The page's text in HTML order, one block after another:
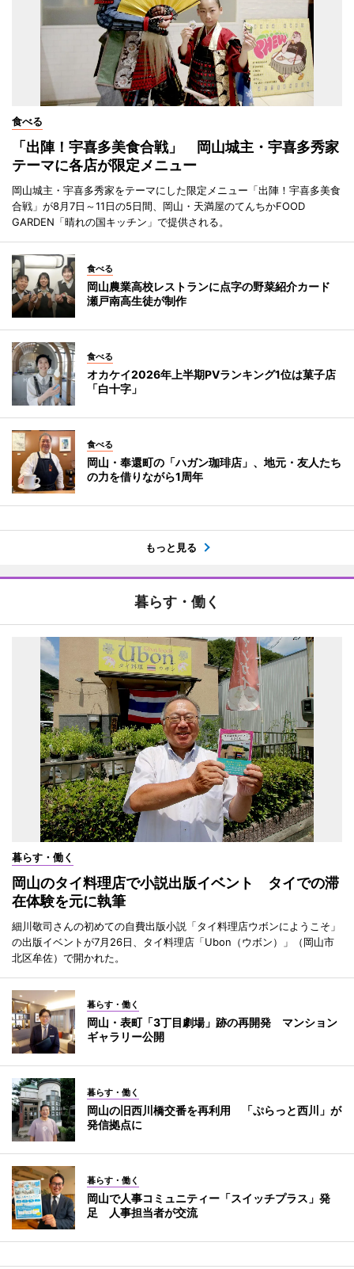
食べる
「出陣！宇喜多美食合戦」 岡山城主・宇喜多秀家
テーマに各店が限定メニュー
岡山城主・宇喜多秀家をテーマにした限定メニュー「出陣！宇喜多美食
合戦」が8月7日～11日の5日間、岡山・天満屋のてんちかFOOD
GARDEN「晴れの国キッチン」で提供される。
食べる
岡山農業高校レストランに点字の野菜紹介カード
瀬戸南高生徒が制作
食べる
オカケイ2026年上半期PVランキング1位は菓子店
「白十字」
食べる
岡山・奉還町の「ハガン珈琲店」、地元・友人たち
の力を借りながら1周年
もっと見る
暮らす・働く
暮らす・働く
岡山のタイ料理店で小説出版イベント タイでの滞
在体験を元に執筆
細川敬司さんの初めての自費出版小説「タイ料理店ウボンにようこそ」
の出版イベントが7月26日、タイ料理店「Ubon（ウボン）」（岡山市
北区牟佐）で開かれた。
暮らす・働く
岡山・表町「3丁目劇場」跡の再開発 マンション
ギャラリー公開
暮らす・働く
岡山の旧西川橋交番を再利用 「ぷらっと西川」が
発信拠点に
暮らす・働く
岡山で人事コミュニティー「スイッチプラス」発
足 人事担当者が交流